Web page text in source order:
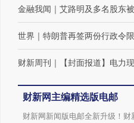
金融我闻 ｜ 艾路明及多名股东
世界 ｜ 特朗普再签两份行政令
财新周刊 ｜ 【封面报道】电力
财新网主编精选版电邮
财新网新闻版电邮全新升级！财